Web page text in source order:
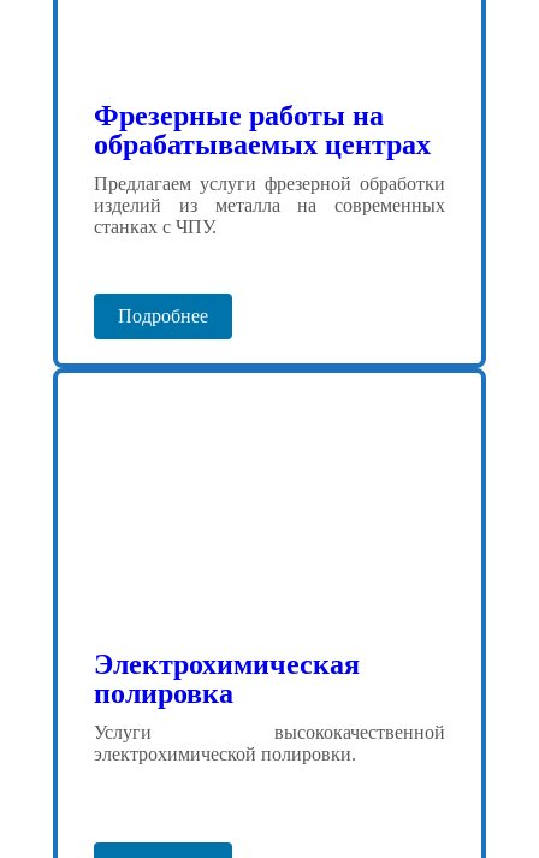
Фрезерные работы на
обрабатываемых центрах
Предлагаем услуги фрезерной обработки
изделий из металла на современных
станках с ЧПУ.
Подробнее
Электрохимическая
полировка
Услуги высококачественной
электрохимической полировки.